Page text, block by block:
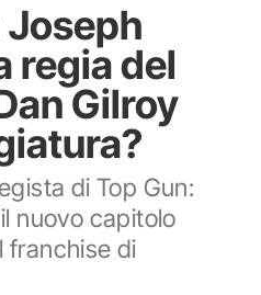
regia del
Gilroy
di Top Gun:
nuovo capitolo
franchise di